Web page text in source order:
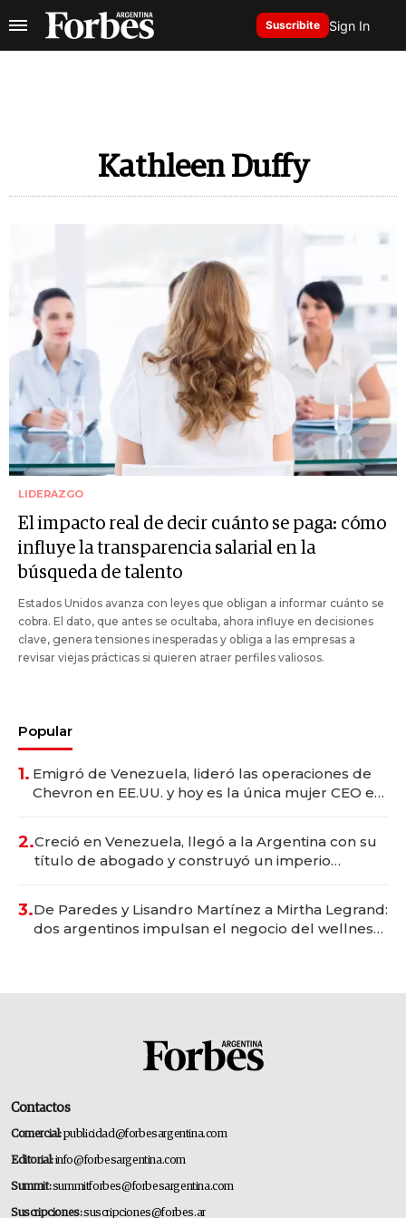
Suscribite Sign In
Kathleen Duffy
LIDERAZGO
El impacto real de decir cuánto se paga: cómo
influye la transparencia salarial en la
búsqueda de talento
Estados Unidos avanza con leyes que obligan a informar cuánto se
cobra. El dato, que antes se ocultaba, ahora influye en decisiones
clave, genera tensiones inesperadas y obliga a las empresas a
revisar viejas prácticas si quieren atraer perfiles valiosos.
Popular
1. Emigró de Venezuela, lideró las operaciones de
Chevron en EE.UU. y hoy es la única mujer CEO en
2.Creció en Venezuela, llegó a la Argentina con su
título de abogado y construyó un imperio
3.De Paredes y Lisandro Martínez a Mirtha Legrand:
dos argentinos impulsan el negocio del wellness
Contactos
Comercial:publicidad@forbesargentina.com
Editorial:info@forbesargentina.com
Summit:summitforbes@forbesargentina.com
Suscripciones:suscripciones@forbes.ar